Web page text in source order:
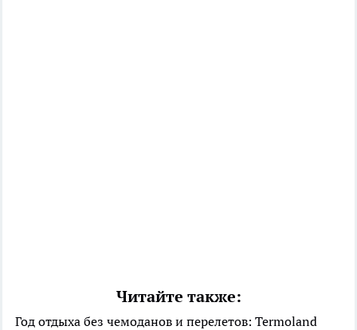
Читайте также:
Год отдыха без чемоданов и перелетов: Termoland